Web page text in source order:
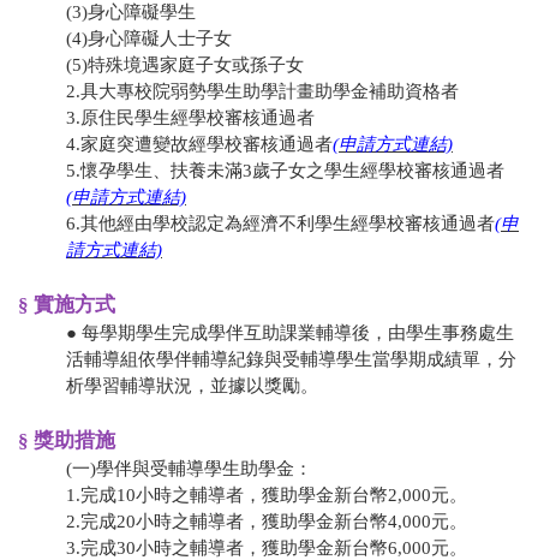
​(3)身心障礙學生
​(4)身心障礙人士子女
​(5)特殊境遇家庭子女或孫子女
2.具大專校院弱勢學生助學計畫助學金補助資格者
3.原住民學生經學校審核通過者
4.家庭突遭變故經學校審核通過者(申請方式連結)
5.懷孕學生、扶養未滿3歲子女之學生經學校審核通過者
(申請方式連結)
6.其他經由學校認定為經濟不利學生經學校審核通過者(申
請方式連結)
§ 實施方式
● 每學期學生完成學伴互助課業輔導後，由學生事務處生
活輔導組依學伴輔導紀錄與受輔導學生當學期成績單，分
析學習輔導狀況，並據以獎勵。
§ 獎助措施
(一)學伴與受輔導學生助學金：
1.完成10小時之輔導者，獲助學金新台幣2,000元。
2.完成20小時之輔導者，獲助學金新台幣4,000元。
3.完成30小時之輔導者，獲助學金新台幣6,000元。